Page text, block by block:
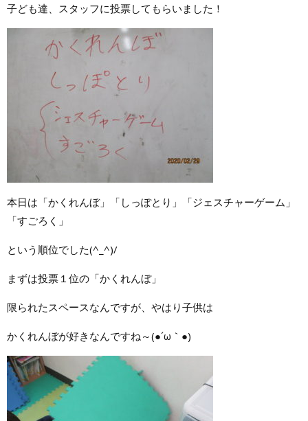
子ども達、スタッフに投票してもらいました！
本日は「かくれんぼ」「しっぽとり」「ジェスチャーゲーム」
「すごろく」
という順位でした(^_^)/
まずは投票１位の「かくれんぼ」
限られたスペースなんですが、やはり子供は
かくれんぼが好きなんですね～(●´ω｀●)